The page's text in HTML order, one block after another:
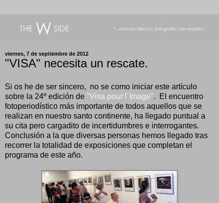
viernes, 7 de septiembre de 2012
"VISA" necesita un rescate.
Si os he de ser sincero, no se como iniciar este artículo
sobre la 24º edición de "Visa pour l´Image". El encuentro
fotoperiodístico más importante de todos aquellos que se
realizan en nuestro santo continente, ha llegado puntual a
su cita pero cargadito de incertidumbres e interrogantes.
Conclusión a la que diversas personas hemos llegado tras
recorrer la totalidad de exposiciones que completan el
programa de este año.